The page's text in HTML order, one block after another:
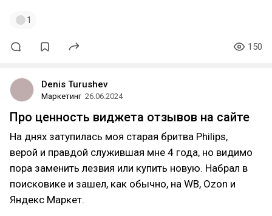
1
150
Denis Turushev
Маркетинг 26.06.2024
Про ценность виджета отзывов на сайте
На днях затупилась моя старая бритва Philips,
верой и правдой служившая мне 4 года, но видимо
пора заменить лезвия или купить новую. Набрал в
поисковике и зашел, как обычно, на WB, Ozon и
Яндекс Маркет.